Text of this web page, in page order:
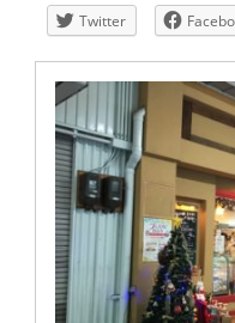
Twitter